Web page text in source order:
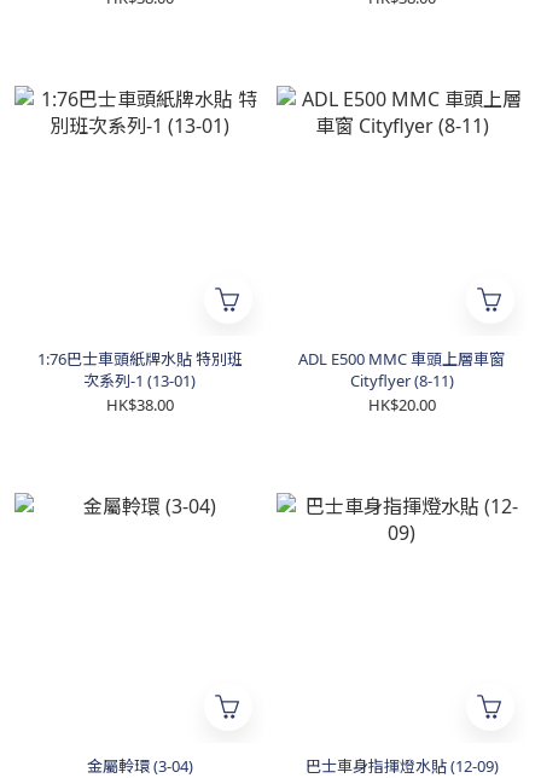
1:76巴士車頭紙牌水貼 特別班
次系列-1 (13-01)
HK$38.00
ADL E500 MMC 車頭上層車窗
Cityflyer (8-11)
HK$20.00
金屬軨環 (3-04)
巴士車身指揮燈水貼 (12-09)